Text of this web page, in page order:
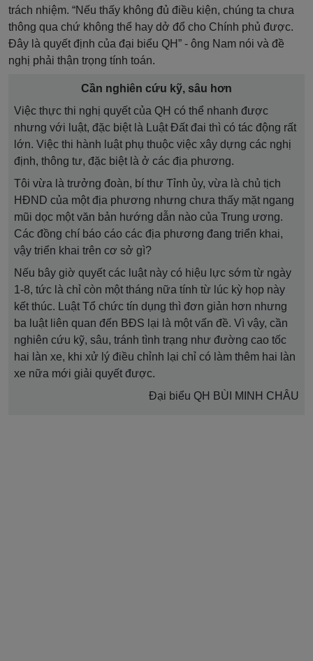
trách nhiệm. “Nếu thấy không đủ điều kiện, chúng ta chưa
thông qua chứ không thể hay dở đổ cho Chính phủ được.
Đây là quyết định của đại biểu QH” - ông Nam nói và đề
nghị phải thận trọng tính toán.
Cần nghiên cứu kỹ, sâu hơn
Việc thực thi nghị quyết của QH có thể nhanh được
nhưng với luật, đặc biệt là Luật Đất đai thì có tác động rất
lớn. Việc thi hành luật phụ thuộc việc xây dựng các nghị
định, thông tư, đặc biệt là ở các địa phương.
Tôi vừa là trưởng đoàn, bí thư Tỉnh ủy, vừa là chủ tịch
HĐND của một địa phương nhưng chưa thấy mặt ngang
mũi dọc một văn bản hướng dẫn nào của Trung ương.
Các đồng chí báo cáo các địa phương đang triển khai,
vậy triển khai trên cơ sở gì?
Nếu bây giờ quyết các luật này có hiệu lực sớm từ ngày
1-8, tức là chỉ còn một tháng nữa tính từ lúc kỳ họp này
kết thúc. Luật Tổ chức tín dụng thì đơn giản hơn nhưng
ba luật liên quan đến BĐS lại là một vấn đề. Vì vậy, cần
nghiên cứu kỹ, sâu, tránh tình trạng như đường cao tốc
hai làn xe, khi xử lý điều chỉnh lại chỉ có làm thêm hai làn
xe nữa mới giải quyết được.
Đại biểu QH BÙI MINH CHÂU